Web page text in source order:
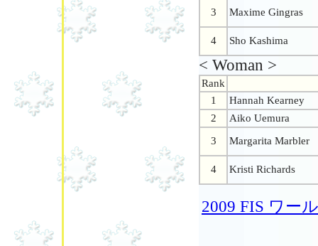
3
Maxime Gingras
4 Sho Kashima
< Woman >
Rank
1
Hannah Kearney
2
Aiko Uemura
3
Margarita Marbler
4 Kristi Richards
2009 FIS ワー